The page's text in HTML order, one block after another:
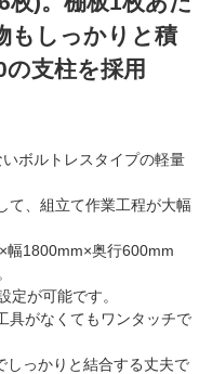
もしっかりと積
支柱を採用
いボルトレスタイプの軽量
て、組立て作業工程が大幅
幅1800mm×奥行600mm
定が可能です。
具がなくてもワンタッチで
しっかりと結合する丈夫で